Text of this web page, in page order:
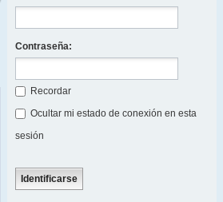
Contraseña:
Recordar
Ocultar mi estado de conexión en esta
sesión